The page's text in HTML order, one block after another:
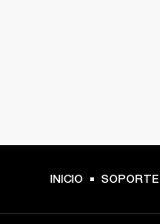
INICIO SOPORTE